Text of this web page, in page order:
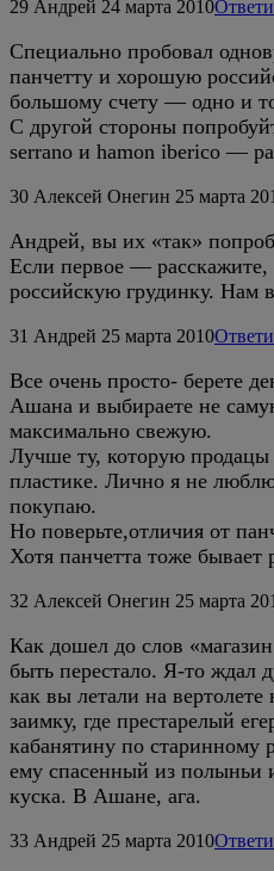
29 Андрей 24 марта 2010
Специально пробовал
панчетту и хорошую
большому счету — одно и
С другой стороны
serrano и hamon iberico —
30 Алексей Онегин 25 марта
Андрей, вы их «так»
Если первое —
российскую грудинку. Нам
31 Андрей 25 марта 2010
Все очень просто- берете
Ашана и выбираете не
максимально свежую.
Лучше ту, которую продацы
пластике. Лично я не
покупаю.
Но поверьте,отличия от
Хотя панчетта тоже бывает
32 Алексей Онегин 25 марта
Как дошел до слов
быть перестало. Я-то ждал
как вы летали на
заимку, где престарелый
кабанятину по старинному
ему спасенный из
куска. В Ашане, ага.
33 Андрей 25 марта 2010